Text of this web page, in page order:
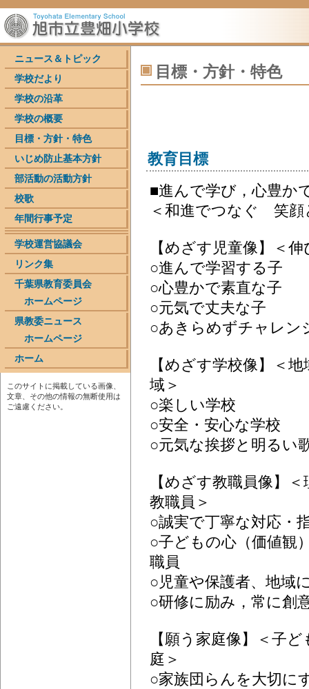
ニュース＆トピック
学校だより
学校の沿革
学校の概要
目標・方針・特色
いじめ防止基本方針
部活動の活動方針
校歌
年間行事予定
学校運営協議会
リンク集
千葉県教育委員会
ホームページ
県教委ニュース
ホームページ
ホーム
このサイトに掲載している画像、
文章、その他の情報の無断使用は
ご遠慮ください。
目標・方針・特色
教育目標
■進んで学び，心豊か
＜和進でつなぐ 笑顔
【めざす児童像】＜
○進んで学習する子
○心豊かで素直な子
○元気で丈夫な子
○あきらめずチャレン
【めざす学校像】＜
域＞
○楽しい学校
○安全・安心な学校
○元気な挨拶と明るい
【めざす教職員像】
教職員＞
○誠実で丁寧な対応
○子どもの心（価値観
職員
○児童や保護者、地域
○研修に励み，常に創
【願う家庭像】＜子
庭＞
○家族団らんを大切に